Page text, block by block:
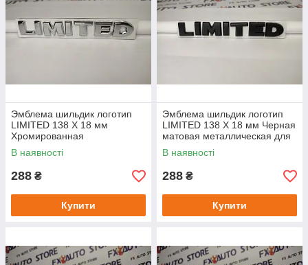
Эмблема шильдик логотип
LIMITED 138 Х 18 мм
Хромированная
металлическая для JEEP
Compass Patriot Cherokee
В наявності
288 ₴
Купити
Эмблема шильдик логотип
LIMITED 138 Х 18 мм Черная
матовая металлическая для
JEEP Compass Patriot
Cherokee Gr.
В наявності
288 ₴
Купити